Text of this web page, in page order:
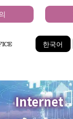
한국어
Internet